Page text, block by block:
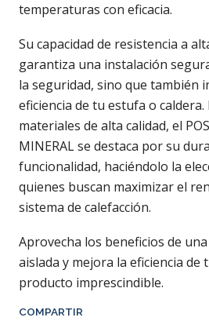
temperaturas con eficacia.
Su capacidad de resistencia a
garantiza una instalación
la seguridad, sino que también
eficiencia de tu estufa o
materiales de alta calidad, el
MINERAL se destaca por su
funcionalidad, haciéndolo la
quienes buscan maximizar el
sistema de calefacción.
Aprovecha los beneficios de
aislada y mejora la eficiencia de
producto imprescindible.
COMPARTIR